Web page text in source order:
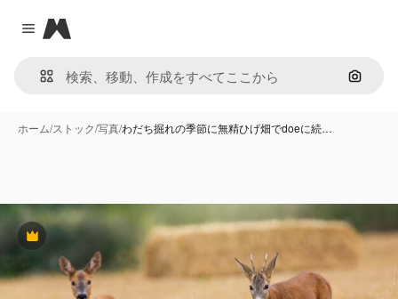
Close menu
Magnific
画像で
ホーム/ストック/写真/わだち掘れの季節に無精ひげ畑でdoeに続…
Premium